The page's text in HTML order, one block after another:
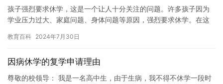
孩子强烈要求休学，这是一个让人十分关注的问题。许多孩子因为
学业压力过大、家庭问题、身体问题等原因，强烈要求休学。在这
和感…
教育百科 2024年7月30日
因病休学的复学申请理由
尊敬的校领导： 我是一名高中生，由于生病，我不得不休学一段时